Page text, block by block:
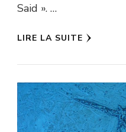
Said ». …
LIRE LA SUITE